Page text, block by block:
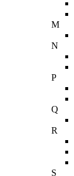
M
N
P
Q
R
S